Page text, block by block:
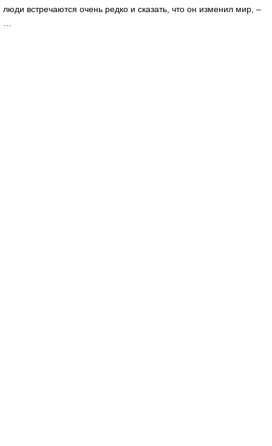
люди встречаются очень редко и сказать, что он изменил мир, –